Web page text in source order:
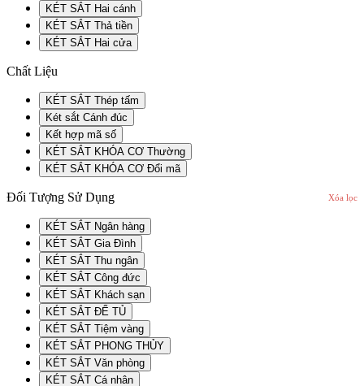
KÉT SẮT Hai cánh
KÉT SẮT Thả tiền
KÉT SẮT Hai cửa
Chất Liệu
KÉT SẮT Thép tấm
Két sắt Cánh đúc
Kết hợp mã số
KÉT SẮT KHÓA CƠ Thường
KÉT SẮT KHÓA CƠ Đổi mã
Đối Tượng Sử Dụng Xóa lọc
KÉT SẮT Ngân hàng
KÉT SẮT Gia Đình
KÉT SẮT Thu ngân
KÉT SẮT Công đức
KÉT SẮT Khách sạn
KÉT SẮT ĐỂ TỦ
KÉT SẮT Tiệm vàng
KÉT SẮT PHONG THỦY
KÉT SẮT Văn phòng
KÉT SẮT Cá nhân